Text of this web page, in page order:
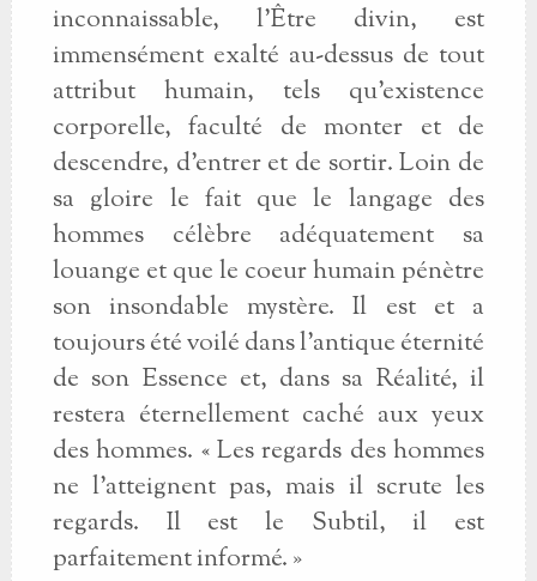
inconnaissable, l’Être divin, est
immensément exalté au-dessus de tout
attribut humain, tels qu’existence
corporelle, faculté de monter et de
descendre, d’entrer et de sortir. Loin de
sa gloire le fait que le langage des
hommes célèbre adéquatement sa
louange et que le coeur humain pénètre
son insondable mystère. Il est et a
toujours été voilé dans l’antique éternité
de son Essence et, dans sa Réalité, il
restera éternellement caché aux yeux
des hommes. « Les regards des hommes
ne l’atteignent pas, mais il scrute les
regards. Il est le Subtil, il est
parfaitement informé. »